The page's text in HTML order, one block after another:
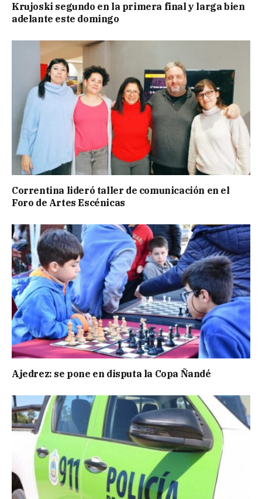
Krujoski segundo en la primera final y larga bien
adelante este domingo
Correntina lideró taller de comunicación en el
Foro de Artes Escénicas
Ajedrez: se pone en disputa la Copa Ñandé